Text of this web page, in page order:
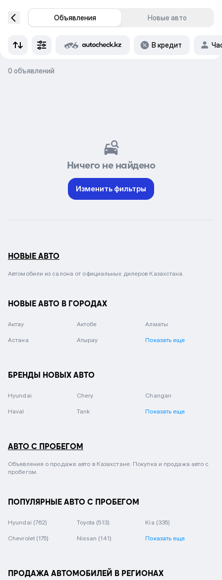
Объявления Новые авто
В кредит
0 объявлений
Ничего не найдено
Изменить фильтры
НОВЫЕ АВТО
Автомобили из салона от официальных дилеров Казахстана.
НОВЫЕ АВТО В ГОРОДАХ
Актау Актобе Алматы
Астана Атырау Показать еще
БРЕНДЫ НОВЫХ АВТО
Hyundai Chery Changan
Haval Tank Показать еще
АВТО С ПРОБЕГОМ
Объявления о продаже авто в Казахстане. Покупка и продажа авто с
пробегом.
ПОПУЛЯРНЫЕ АВТО С ПРОБЕГОМ
Hyundai (762) Toyota (513) Kia (335)
Chevrolet (175) Nissan (141) Показать еще
ПРОДАЖА АВТОМОБИЛЕЙ В РЕГИОНАХ